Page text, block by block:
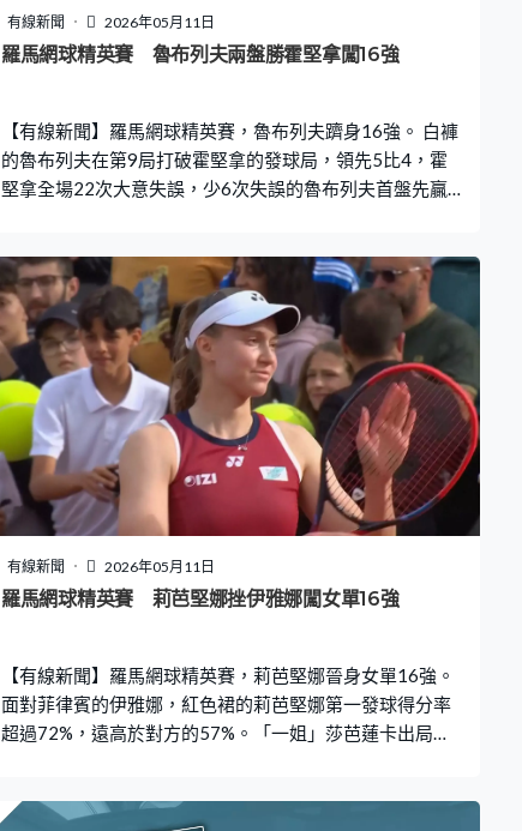
有線新聞 2026年05月11日
羅馬網球精英賽 魯布列夫兩盤勝霍堅拿闖16強
【有線新聞】羅馬網球精英賽，魯布列夫躋身16強。 白褲
的魯布列夫在第9局打破霍堅拿的發球局，領先5比4，霍
堅拿全場22次大意失誤，少6次失誤的魯布列夫首盤先贏6
有遇過破發危機，贏多盤6比4，直落兩盤過關，會跟巴斯
拿舒韋利爭入8強。
有線新聞 2026年05月11日
羅馬網球精英賽 莉芭堅娜挫伊雅娜闖女單16強
【有線新聞】羅馬網球精英賽，莉芭堅娜晉身女單16強。
面對菲律賓的伊雅娜，紅色裙的莉芭堅娜第一發球得分率
超過72%，遠高於對方的57%。「一姐」莎芭蓮卡出局，
6比4、6比3，16強對比莉絲高娃。